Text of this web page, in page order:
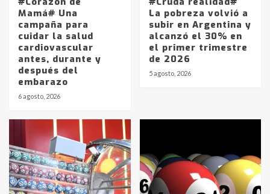
Mamá# Una
campaña para
cuidar la salud
cardiovascular
antes, durante y
después del
embarazo
6 agosto, 2026
La pobreza volvió a
subir en Argentina y
alcanzó el 30% en
el primer trimestre
de 2026
5 agosto, 2026